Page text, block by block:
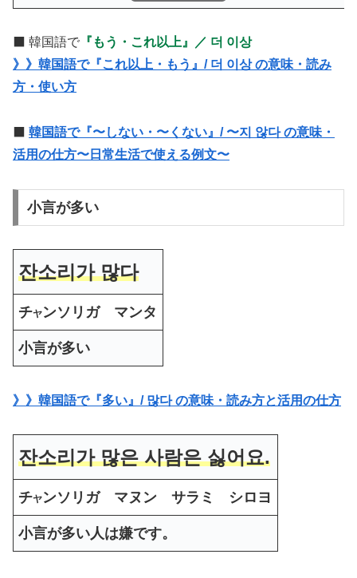
⬛️ 韓国語で 『もう・これ以上』／ 더 이상
》》韓国語で『これ以上・もう』/ 더 이상 の意味・読み
方・使い方
韓国語で『〜しない・〜くない』/ 〜지 않다 の意味・
活用の仕方〜日常生活で使える例文〜
小言が多い
잔소리가 많다
チヤンソリガ マンタ
小言が多い
》》韓国語で『多い』/ 많다 の意味・読み方と活用の仕方
잔소리가 많은 사람은 싫어요.
チヤンソリガ マヌン サラミ シロヨ
小言が多い人は嫌です。